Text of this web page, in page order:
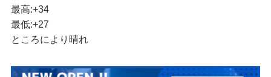
最高:+34
最低:+27
ところにより晴れ